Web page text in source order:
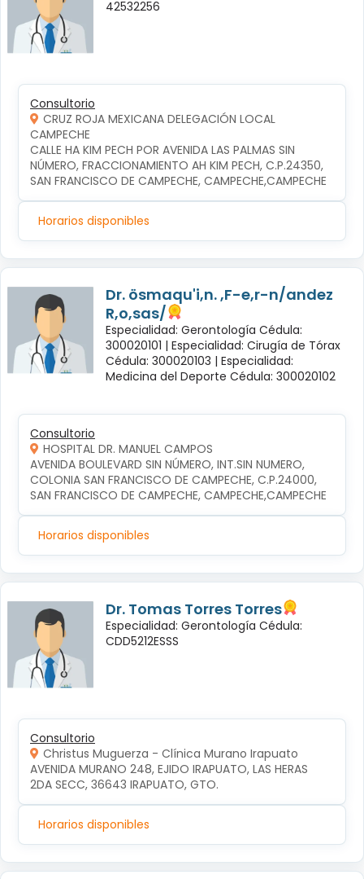
42532256
Consultorio
CRUZ ROJA MEXICANA DELEGACIÓN LOCAL
CAMPECHE
CALLE HA KIM PECH POR AVENIDA LAS PALMAS SIN
NÚMERO, FRACCIONAMIENTO AH KIM PECH, C.P.24350,
SAN FRANCISCO DE CAMPECHE, CAMPECHE,CAMPECHE
Horarios disponibles
Dr. ösmaqu'i,n. ,F-e,r-n/andez
R,o,sas/
Especialidad: Gerontología Cédula:
300020101 | Especialidad: Cirugía de Tórax
Cédula: 300020103 | Especialidad:
Medicina del Deporte Cédula: 300020102
Consultorio
HOSPITAL DR. MANUEL CAMPOS
AVENIDA BOULEVARD SIN NÚMERO, INT.SIN NUMERO,
COLONIA SAN FRANCISCO DE CAMPECHE, C.P.24000,
SAN FRANCISCO DE CAMPECHE, CAMPECHE,CAMPECHE
Horarios disponibles
Dr. Tomas Torres Torres
Especialidad: Gerontología Cédula:
CDD5212ESSS
Consultorio
Christus Muguerza - Clínica Murano Irapuato
AVENIDA MURANO 248, EJIDO IRAPUATO, LAS HERAS
2DA SECC, 36643 IRAPUATO, GTO.
Horarios disponibles